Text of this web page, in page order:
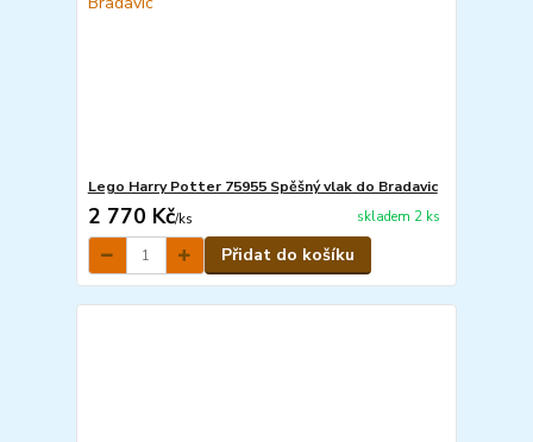
Lego Harry Potter 75955 Spěšný vlak do Bradavic
2 770 Kč/ks skladem 2 ks
Přidat do košíku